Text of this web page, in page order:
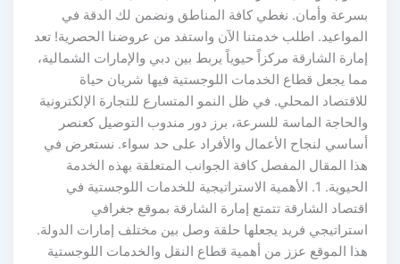
بسرعة وأمان. نغطي كافة المناطق ونضمن لك الدقة في
المواعيد. اطلب خدمتنا الآن واستفد من عروضنا الحصرية! تعد
إمارة الشارقة مركزاً حيوياً يربط بين دبي والإمارات الشمالية،
مما يجعل قطاع الخدمات اللوجستية فيها شريان حياة
للاقتصاد المحلي. في ظل النمو المتسارع للتجارة الإلكترونية
والحاجة الماسة للسرعة، برز دور مندوب التوصيل كعنصر
أساسي لنجاح الأعمال والأفراد على حد سواء. نستعرض في
هذا المقال المفصل كافة الجوانب المتعلقة بهذه الخدمة
الحيوية. 1. الأهمية الاستراتيجية للخدمات اللوجستية في
اقتصاد الشارقة تتمتع إمارة الشارقة بموقع جغرافي
استراتيجي فريد يجعلها حلقة وصل بين مختلف إمارات الدولة.
هذا الموقع عزز من أهمية قطاع النقل والخدمات اللوجستية